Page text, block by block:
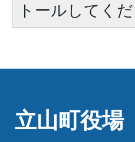
トールしてくだ
立山町役場